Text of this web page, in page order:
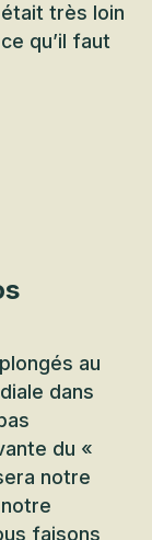
très loin
qu’il faut
au
dans
du «
notre
faisons